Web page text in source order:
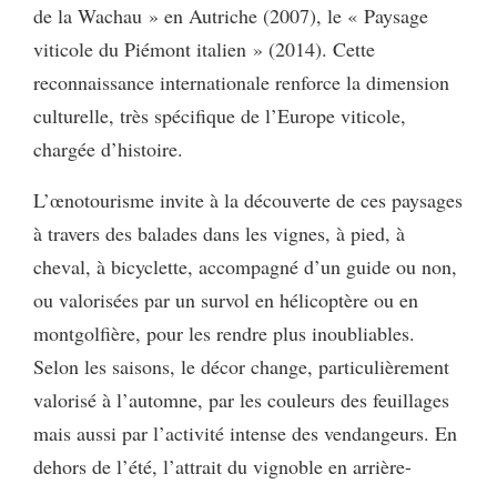
de la Wachau » en Autriche (2007), le « Paysage
viticole du Piémont italien » (2014). Cette
reconnaissance internationale renforce la dimension
culturelle, très spécifique de l’Europe viticole,
chargée d’histoire.
L’œnotourisme invite à la découverte de ces paysages
à travers des balades dans les vignes, à pied, à
cheval, à bicyclette, accompagné d’un guide ou non,
ou valorisées par un survol en hélicoptère ou en
montgolfière, pour les rendre plus inoubliables.
Selon les saisons, le décor change, particulièrement
valorisé à l’automne, par les couleurs des feuillages
mais aussi par l’activité intense des vendangeurs. En
dehors de l’été, l’attrait du vignoble en arrière-